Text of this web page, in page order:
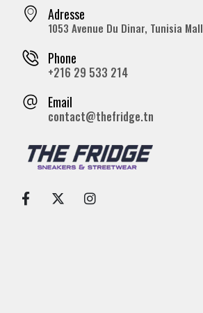
Adresse
1053 Avenue Du Dinar, Tunisia Mall
Phone
+216 29 533 214
Email
contact@thefridge.tn